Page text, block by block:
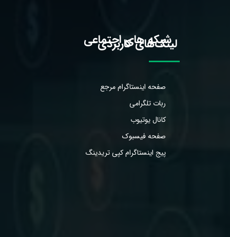
لینک‌های کاربردی
شبکه های اجتماعی
صفحه اینستاگرام مرجع
ربات تلگرامی
کانال یوتیوب
صفحه فیسبوک
پیج اینستاگرام کپی تریدینگ